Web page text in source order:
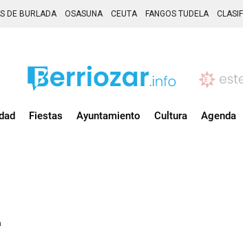
DE BURLADA OSASUNA CEUTA FANGOS TUDELA
Fiestas Ayuntamiento Cultura Agenda